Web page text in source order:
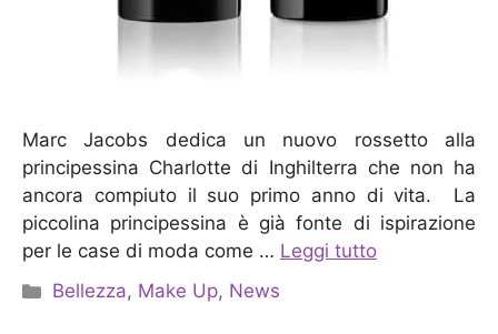
Marc Jacobs dedica un nuovo rossetto alla
principessina Charlotte di Inghilterra che non ha
ancora compiuto il suo primo anno di vita. La
piccolina principessina è già fonte di ispirazione
per le case di moda come … Leggi tutto
Categorie
Bellezza, Make Up, News